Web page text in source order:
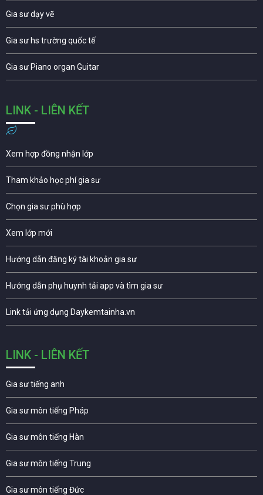
Gia sư dạy vẽ
Gia sư hs trường quốc tế
Gia sư Piano organ Guitar
LINK - LIÊN KẾT
Xem hợp đồng nhận lớp
Tham khảo học phí gia sư
Chọn gia sư phù hợp
Xem lớp mới
Hướng dẫn đăng ký tài khoản gia sư
Hướng dẫn phụ huynh tải app và tìm gia sư
Link tải ứng dụng Daykemtainha.vn
LINK - LIÊN KẾT
Gia sư tiếng anh
Gia sư môn tiếng Pháp
Gia sư môn tiếng Hàn
Gia sư môn tiếng Trung
Gia sư môn tiếng Đức